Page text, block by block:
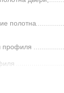
полотна
профиля